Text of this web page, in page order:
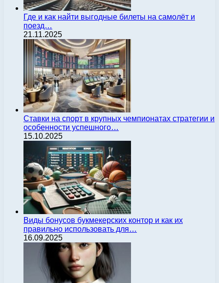
Где и как найти выгодные билеты на самолёт и
поезд…
21.11.2025
Ставки на спорт в крупных чемпионатах стратегии и
особенности успешного…
15.10.2025
Виды бонусов букмекерских контор и как их
правильно использовать для…
16.09.2025